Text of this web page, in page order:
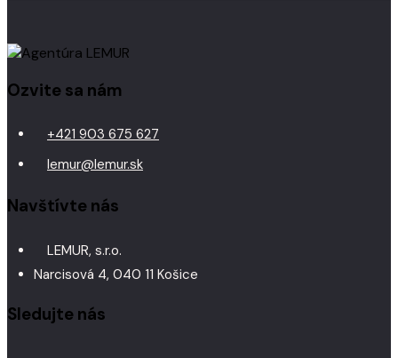
Ozvite sa nám
+421 903 675 627
lemur@lemur.sk
Navštívte nás
LEMUR, s.r.o.
Narcisová 4, 040 11 Košice
Sledujte nás